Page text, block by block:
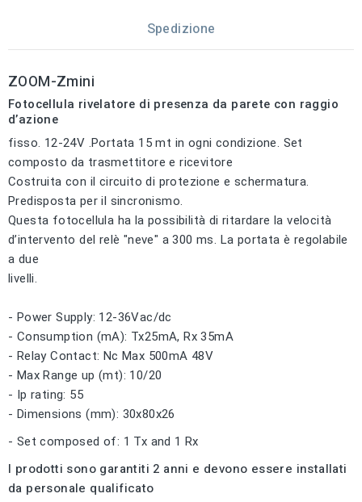
Spedizione
ZOOM-Zmini
Fotocellula rivelatore di presenza da parete con raggio
d’azione
fisso. 12-24V .Portata 15 mt in ogni condizione. Set
composto da trasmettitore e ricevitore
Costruita con il circuito di protezione e schermatura.
Predisposta per il sincronismo.
Questa fotocellula ha la possibilità di ritardare la velocità
d’intervento del relè "neve" a 300 ms. La portata è regolabile
a due
livelli.
- Power Supply: 12-36Vac/dc
- Consumption (mA): Tx25mA, Rx 35mA
- Relay Contact: Nc Max 500mA 48V
- Max Range up (mt): 10/20
- Ip rating: 55
- Dimensions (mm): 30x80x26
- Set composed of: 1 Tx and 1 Rx
I prodotti sono garantiti 2 anni e devono essere installati
da personale qualificato